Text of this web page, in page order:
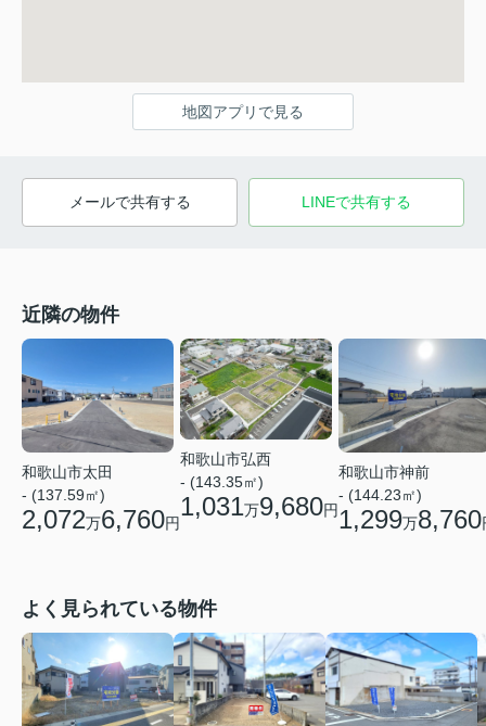
地図アプリで見る
メールで共有する LINEで共有する
近隣の物件
和歌山市太田
- (137.59㎡)
2,072万6,760円
和歌山市弘西
- (143.35㎡)
1,031万9,680円
和歌山市神前
- (144.23㎡)
1,299万8,760
よく見られている物件